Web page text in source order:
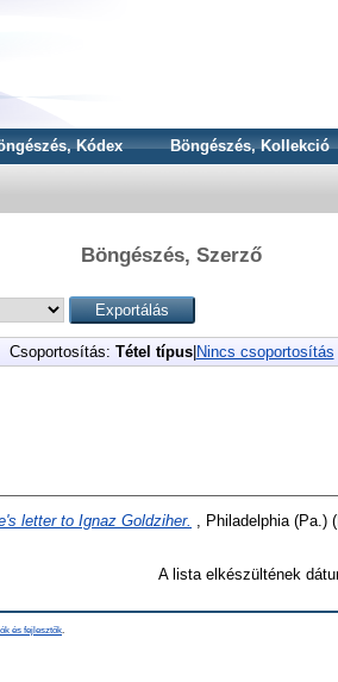
Kódex Böngészés, Kollekció
Böngészés, Szerző
Csoportosítás: Tétel típus| Nincs csoportosítás
letter to Ignaz Goldziher. , Philadelphia (Pa.)
A lista elkészültének
és fejlesztők